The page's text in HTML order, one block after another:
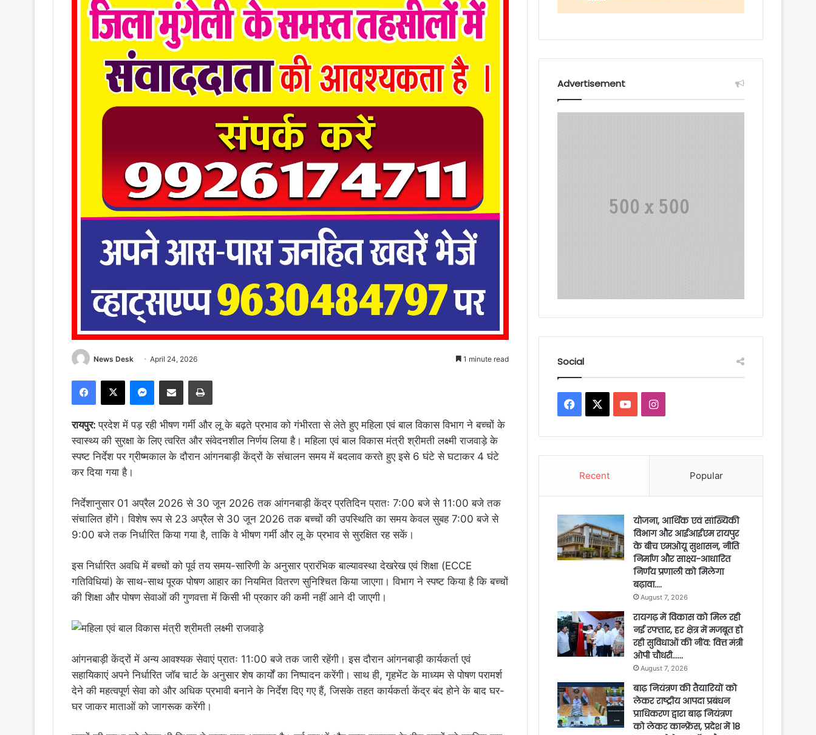
News Desk April 24, 2026 1 minute read
Facebook
X Messenger
Share via Email Print
रायपुर:प्रदेश में पड़ रही भीषण गर्मी और लू के बढ़ते प्रभाव को गंभीरता से लेते हुए महिला एवं बाल विकास विभाग ने बच्चों के
स्वास्थ्य की सुरक्षा के लिए त्वरित और संवेदनशील निर्णय लिया है। महिला एवं बाल विकास मंत्री श्रीमती लक्ष्मी राजवाड़े के
स्पष्ट निर्देश पर ग्रीष्मकाल के दौरान आंगनबाड़ी केंद्रों के संचालन समय में बदलाव करते हुए इसे 6 घंटे से घटाकर 4 घंटे
कर दिया गया है।
निर्देशानुसार 01 अप्रैल 2026 से 30 जून 2026 तक आंगनबाड़ी केंद्र प्रतिदिन प्रातः 7:00 बजे से 11:00 बजे तक
संचालित होंगे। विशेष रूप से 23 अप्रैल से 30 जून 2026 तक बच्चों की उपस्थिति का समय केवल सुबह 7:00 बजे से
9:00 बजे तक निर्धारित किया गया है, ताकि वे भीषण गर्मी और लू के प्रभाव से सुरक्षित रह सकें।
इस निर्धारित अवधि में बच्चों को पूर्व तय समय-सारिणी के अनुसार प्रारंभिक बाल्यावस्था देखरेख एवं शिक्षा (ECCE
गतिविधियां) के साथ-साथ पूरक पोषण आहार का नियमित वितरण सुनिश्चित किया जाएगा। विभाग ने स्पष्ट किया है कि बच्चों
की शिक्षा और पोषण सेवाओं की गुणवत्ता में किसी भी प्रकार की कमी नहीं आने दी जाएगी।
आंगनबाड़ी केंद्रों में अन्य आवश्यक सेवाएं प्रातः 11:00 बजे तक जारी रहेंगी। इस दौरान आंगनबाड़ी कार्यकर्ता एवं
सहायिकाएं अपने निर्धारित जॉब चार्ट के अनुसार शेष कार्यों का निष्पादन करेंगी। साथ ही, गृहभेंट के माध्यम से पोषण परामर्श
देने की महत्वपूर्ण सेवा को और अधिक प्रभावी बनाने के निर्देश दिए गए हैं, जिसके तहत कार्यकर्ता केंद्र बंद होने के बाद घर-
घर जाकर माताओं को जागरूक करेंगी।
Advertisement
Social
Facebook YouTubeInstagram
Recent Popular
योजना, आर्थिक एवं सांख्यिकी
विभाग और आईआईएम रायपुर
के बीच एमओयू सुशासन, नीति
निर्माण और साक्ष्य-आधारित
निर्णय प्रणाली को मिलेगा
बढ़ावा….
August 7, 2026
रायगढ़ में विकास को मिल रही
नई रफ्तार, हर क्षेत्र में मजबूत हो
रही सुविधाओं की नींव: वित्त मंत्री
ओपी चौधरी……
August 7, 2026
बाढ़ नियंत्रण की तैयारियों को
लेकर राष्ट्रीय आपदा प्रबंधन
प्राधिकरण द्वारा बाढ़ नियंत्रण
को लेकर कान्फ्रेंस, प्रदेश में 18